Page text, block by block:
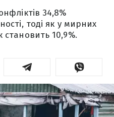
34,8%
тоді як у мирних
становить 10,9%.